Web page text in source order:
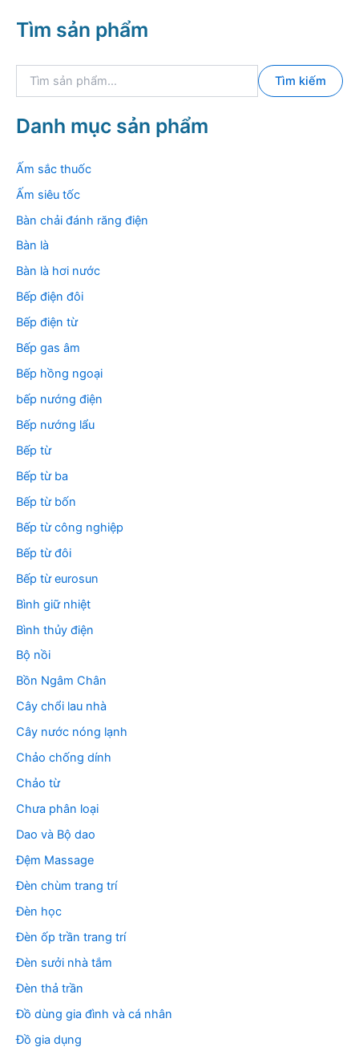
Tìm sản phẩm
k
i
m
Tìm kiếm
Danh mục sản phẩm
Ấm sắc thuốc
Ấm siêu tốc
Bàn chải đánh răng điện
Bàn là
Bàn là hơi nước
Bếp điện đôi
Bếp điện từ
Bếp gas âm
Bếp hồng ngoại
bếp nướng điện
Bếp nướng lẩu
Bếp từ
Bếp từ ba
Bếp từ bốn
Bếp từ công nghiệp
Bếp từ đôi
Bếp từ eurosun
Bình giữ nhiệt
Bình thủy điện
Bộ nồi
Bồn Ngâm Chân
Cây chổi lau nhà
Cây nước nóng lạnh
Chảo chống dính
Chảo từ
Chưa phân loại
Dao và Bộ dao
Đệm Massage
Đèn chùm trang trí
Đèn học
Đèn ốp trần trang trí
Đèn sưởi nhà tắm
Đèn thả trần
Đồ dùng gia đình và cá nhân
Đồ gia dụng